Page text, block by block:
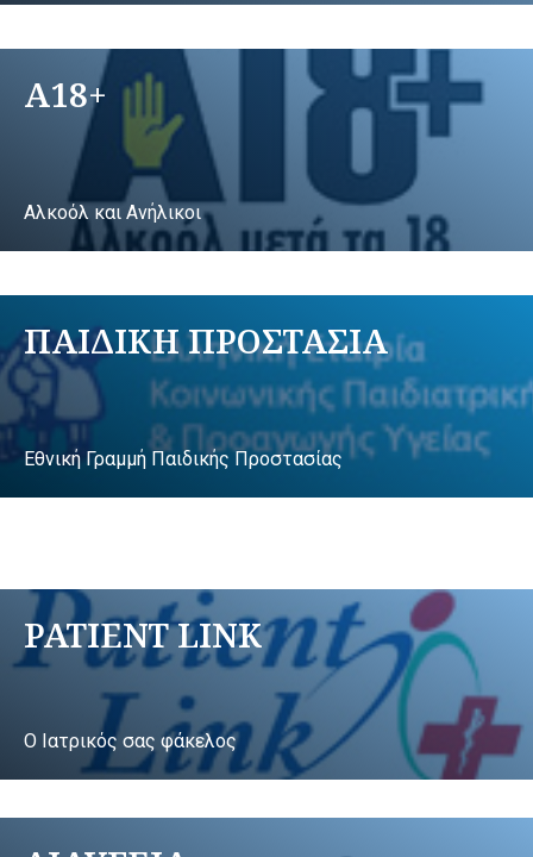
A18+
Αλκοόλ και Ανήλικοι
ΠΑΙΔΙΚΗ ΠΡΟΣΤΑΣΙΑ
Εθνική Γραμμή Παιδικής Προστασίας
PATIENT LINK
Ο Ιατρικός σας φάκελος